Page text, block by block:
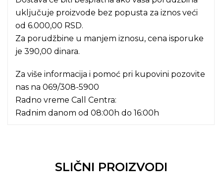
uključuje proizvode bez popusta za iznos veći
od 6.000,00 RSD.
Za porudžbine u manjem iznosu, cena isporuke
je 390,00 dinara.
Za više informacija i pomoć pri kupovini pozovite
nas na 069/308-5900
Radno vreme Call Centra:
Radnim danom od 08:00h do 16:00h
SLIČNI PROIZVODI